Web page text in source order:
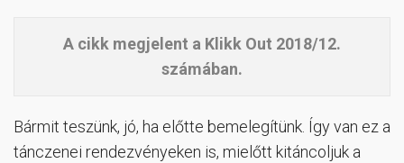
A cikk megjelent a Klikk Out 2018/12.
számában.
Bármit teszünk, jó, ha előtte bemelegítünk. Így van ez a
tánczenei rendezvényeken is, mielőtt kitáncoljuk a